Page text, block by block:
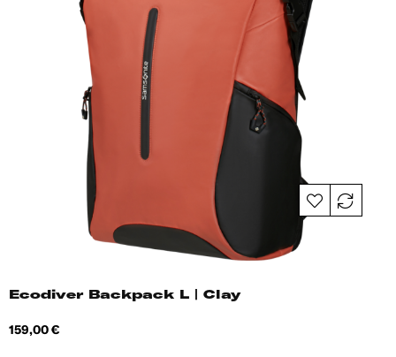
Ecodiver Backpack L | Clay
Hind
159,00 €